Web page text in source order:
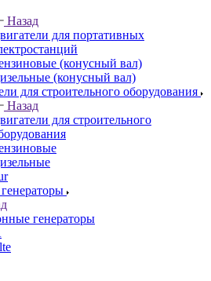
Назад
для портативных
(конусный вал)
(конусный вал)
для строительного оборудования
Назад
для строительного
генераторы